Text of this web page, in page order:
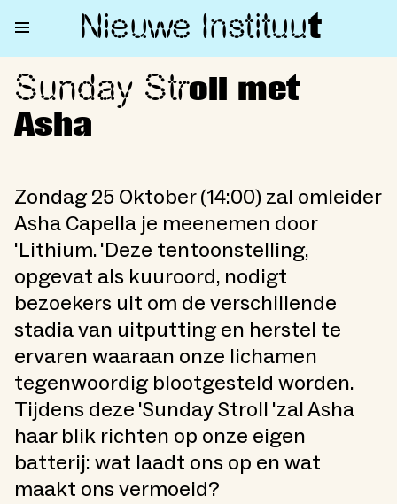
Nieuwe Instituut
Sunday Stroll met Asha
Sunday Stroll met
Asha
Zondag 25 Oktober (14:00) zal omleider
Asha Capella je meenemen door
'Lithium. 'Deze tentoonstelling,
opgevat als kuuroord, nodigt
bezoekers uit om de verschillende
stadia van uitputting en herstel te
ervaren waaraan onze lichamen
tegenwoordig blootgesteld worden.
Tijdens deze 'Sunday Stroll 'zal Asha
haar blik richten op onze eigen
batterij: wat laadt ons op en wat
maakt ons vermoeid?